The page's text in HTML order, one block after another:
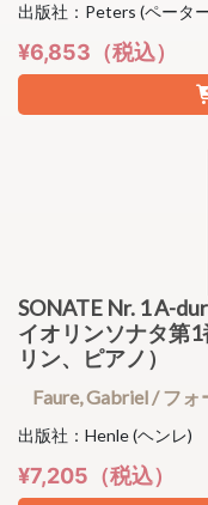
出版社：Peters (ペータ
¥6,853（税込）
SONATE Nr. 1 A-
イオリンソナタ
リン、ピアノ）
Faure, Gabriel / フォ
出版社：Henle (ヘンレ)
¥7,205（税込）